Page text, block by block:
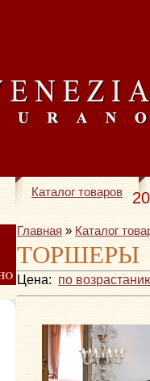
Каталог товаров
Главная » Каталог
ТОРШЕРЫ
Цена: по